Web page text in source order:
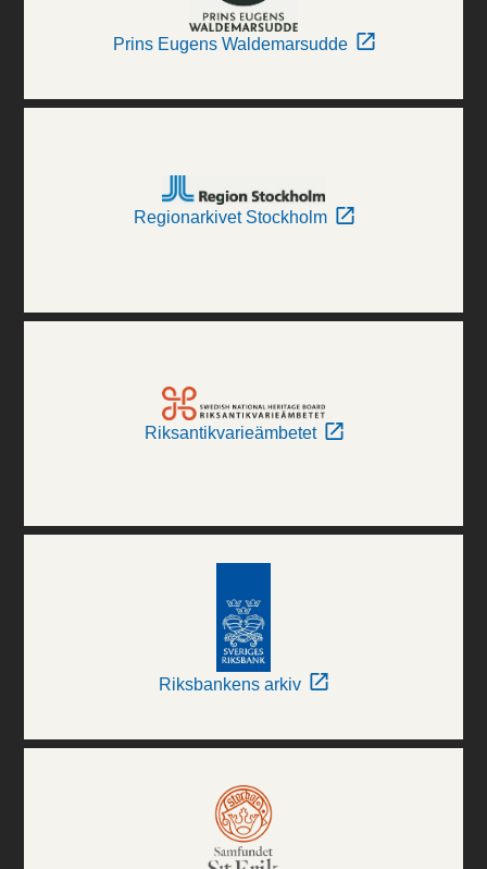
Prins Eugens Waldemarsudde
Regionarkivet Stockholm
Riksantikvarieämbetet
Riksbankens arkiv